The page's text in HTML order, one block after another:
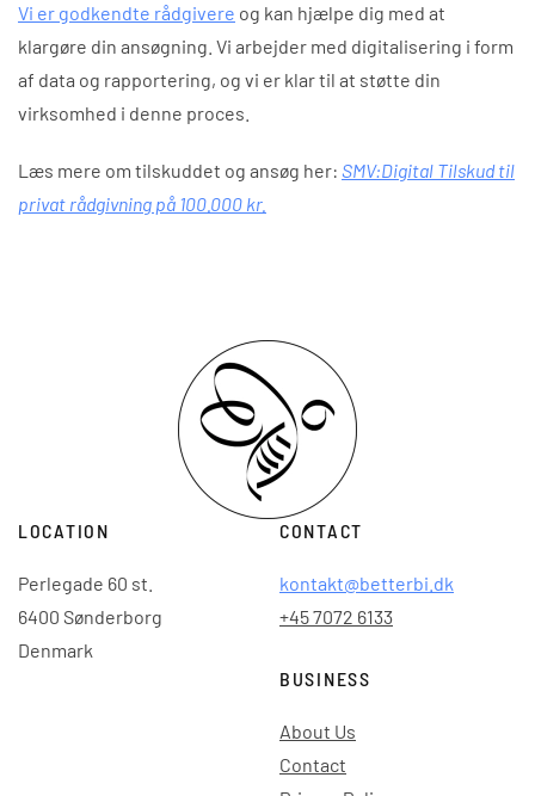
Vi er godkendte rådgivere og kan hjælpe dig med at
klargøre din ansøgning. Vi arbejder med digitalisering i form
af data og rapportering, og vi er klar til at støtte din
virksomhed i denne proces.
Læs mere om tilskuddet og ansøg her: SMV:Digital Tilskud til
privat rådgivning på 100.000 kr.
LOCATION
Perlegade 60 st.
6400 Sønderborg
Denmark
CONTACT
kontakt@betterbi.dk
+45 7072 6133
BUSINESS
About Us
Contact